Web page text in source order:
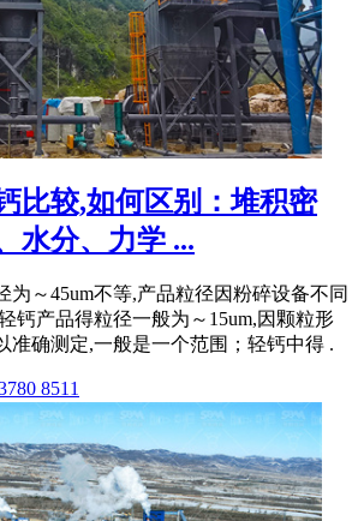
比较,如何区别：堆积密
水分、力学 ...
为～45um不等,产品粒径因粉碎设备不同
钙产品得粒径一般为～15um,因颗粒形
准确测定,一般是一个范围；轻钙中得 .
8511